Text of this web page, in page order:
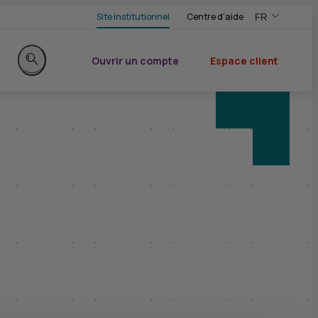
Site institutionnel Centre d'aide FR
,Version
,Changer de
Rechercher sur le site
Ouvrir un compte
Espace client